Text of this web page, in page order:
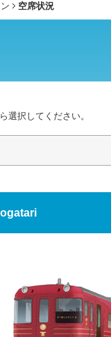
空席状況
選択してください。